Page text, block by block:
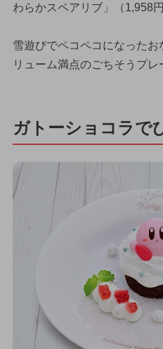
わらかスペアリブ」（1,958円
雪遊びでペコペコになった
リューム満点のごちそうプレ
ガトーショコラで